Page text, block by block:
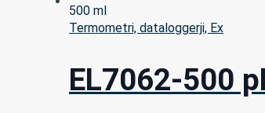
Termometri, dataloggerji, Ex
EL7062-500